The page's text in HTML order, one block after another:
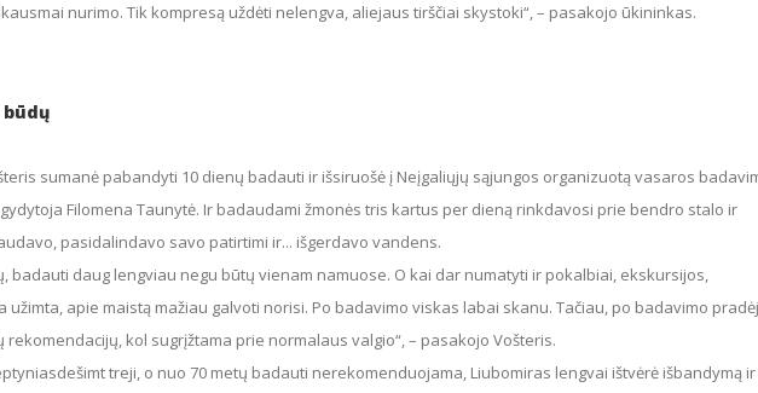
nurimo. Tik kompresą uždėti nelengva, aliejaus tirščiai skystoki“, – pasakojo ūkininkas.
Filomena Taunytė. Ir badaudami žmonės tris kartus per dieną rinkdavosi prie bendro stalo ir
pasidalindavo savo patirtimi ir... išgerdavo vandens.
apie maistą mažiau galvoti norisi. Po badavimo viskas labai skanu. Tačiau, po badavimo
kol sugrįžtama prie normalaus valgio“, – pasakojo Vošteris.